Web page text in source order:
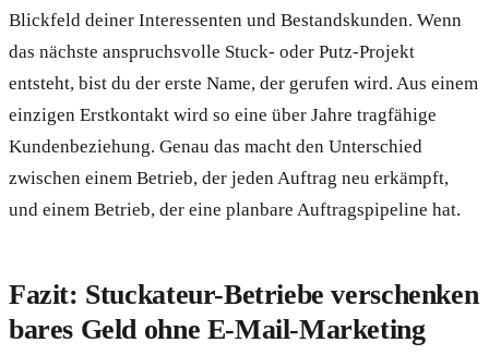
Blickfeld deiner Interessenten und Bestandskunden. Wenn
das nächste anspruchsvolle Stuck- oder Putz-Projekt
entsteht, bist du der erste Name, der gerufen wird. Aus einem
einzigen Erstkontakt wird so eine über Jahre tragfähige
Kundenbeziehung. Genau das macht den Unterschied
zwischen einem Betrieb, der jeden Auftrag neu erkämpft,
und einem Betrieb, der eine planbare Auftragspipeline hat.
Fazit: Stuckateur-Betriebe verschenken
bares Geld ohne E-Mail-Marketing